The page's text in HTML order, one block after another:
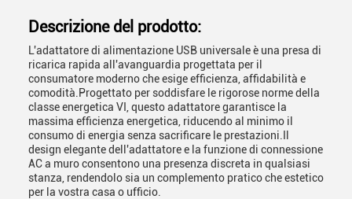
Descrizione del prodotto:
L'adattatore di alimentazione USB universale è una presa di
ricarica rapida all'avanguardia progettata per il
consumatore moderno che esige efficienza, affidabilità e
comodità.Progettato per soddisfare le rigorose norme della
classe energetica VI, questo adattatore garantisce la
massima efficienza energetica, riducendo al minimo il
consumo di energia senza sacrificare le prestazioni.Il
design elegante dell'adattatore e la funzione di connessione
AC a muro consentono una presenza discreta in qualsiasi
stanza, rendendolo sia un complemento pratico che estetico
per la vostra casa o ufficio.